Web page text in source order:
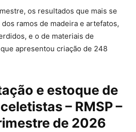
os resultados que mais se
ramos de madeira e artefatos,
e o de materiais de
apresentou criação de 248
e estoque de
– RMSP –
de 2026